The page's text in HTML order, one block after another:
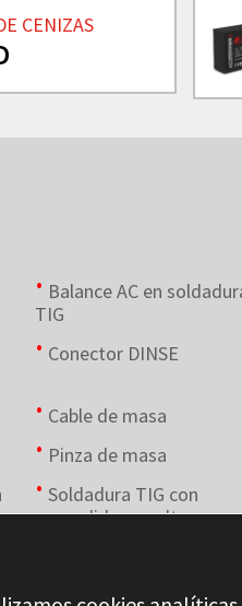
CENIZAS
Balance AC en
TIG
Conector DINSE
Cable de masa
Pinza de masa
Soldadura TIG con
encendido por alta